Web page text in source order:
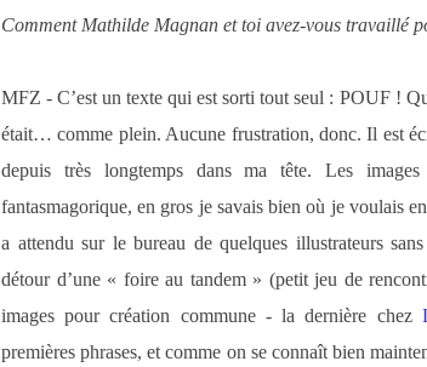
Comment Mathilde Magnan et toi avez-vous travaillé
MFZ - C’est un texte qui est sorti tout seul : POUF !
était… comme plein. Aucune frustration, donc. Il est
depuis très longtemps dans ma tête. Les
fantasmagorique, en gros je savais bien où je voulais
a attendu sur le bureau de quelques illustrateurs
détour d’une « foire au tandem » (petit jeu de
images pour création commune - la dernière chez
premières phrases, et comme on se connaît bien